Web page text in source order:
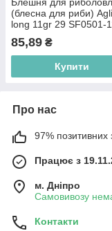
(блесна для риби)
long 11gr 29 SF0501-
85,89 ₴
Купити
Про нас
97% позитивних
Працює з
м. Дніпро
Самовивозу
Контакти